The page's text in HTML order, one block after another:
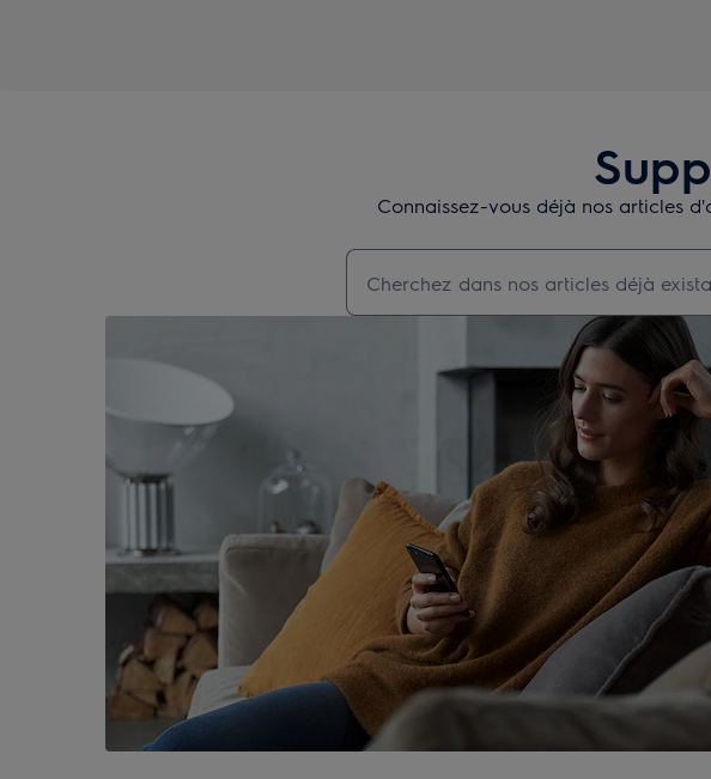
Connaissez-vous déjà nos articles
Taper pour rechercher des articles